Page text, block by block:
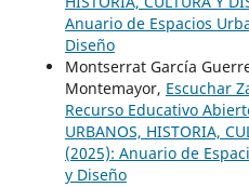
Anuario de Espacios
Diseño
Montserrat García
Montemayor, Escuchar
Recurso Educativo
URBANOS, HISTORIA,
(2025): Anuario de
y Diseño